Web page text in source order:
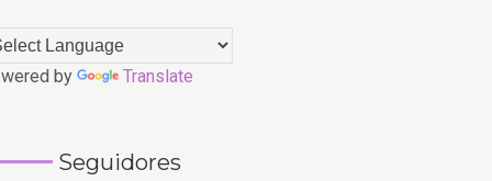
by Translate
Seguidores